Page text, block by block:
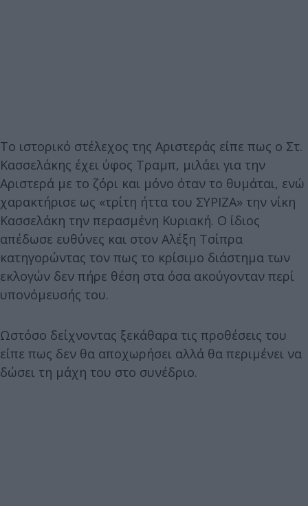
Το ιστορικό στέλεχος της Αριστεράς είπε πως ο Στ.
Κασσελάκης έχει ύφος Τραμπ, μιλάει για την
Αριστερά με το ζόρι και μόνο όταν το θυμάται, ενώ
χαρακτήρισε ως «τρίτη ήττα του ΣΥΡΙΖΑ» την νίκη
Κασσελάκη την περασμένη Κυριακή. Ο ίδιος
απέδωσε ευθύνες και στον Αλέξη Τσίπρα
κατηγορώντας τον πως το κρίσιμο διάστημα των
εκλογών δεν πήρε θέση στα όσα ακούγονταν περί
υπονόμευσής του.
Ωστόσο δείχνοντας ξεκάθαρα τις προθέσεις του
είπε πως δεν θα αποχωρήσει αλλά θα περιμένει να
δώσει τη μάχη του στο συνέδριο.